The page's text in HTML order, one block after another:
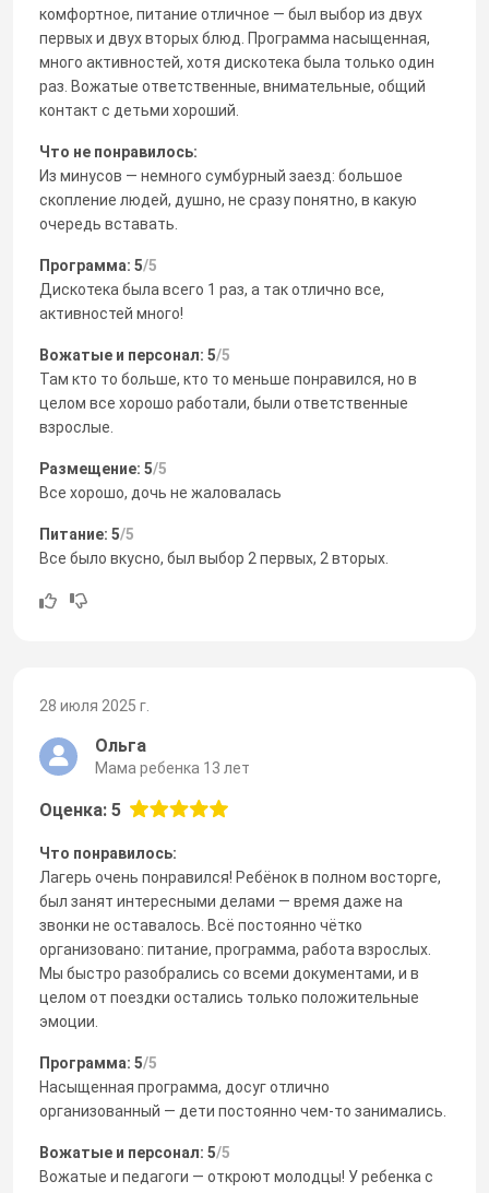
комфортное, питание отличное — был выбор из двух
первых и двух вторых блюд. Программа насыщенная,
много активностей, хотя дискотека была только один
раз. Вожатые ответственные, внимательные, общий
контакт с детьми хороший.
Что не понравилось:
Из минусов — немного сумбурный заезд: большое
скопление людей, душно, не сразу понятно, в какую
очередь вставать.
Программа: 5/5
Дискотека была всего 1 раз, а так отлично все,
активностей много!
Вожатые и персонал: 5/5
Там кто то больше, кто то меньше понравился, но в
целом все хорошо работали, были ответственные
взрослые.
Размещение: 5/5
Все хорошо, дочь не жаловалась
Питание: 5/5
Все было вкусно, был выбор 2 первых, 2 вторых.
28 июля 2025 г.
Ольга
Мама ребенка 13 лет
Оценка: 5
Что понравилось:
Лагерь очень понравился! Ребёнок в полном восторге,
был занят интересными делами — время даже на
звонки не оставалось. Всё постоянно чётко
организовано: питание, программа, работа взрослых.
Мы быстро разобрались со всеми документами, и в
целом от поездки остались только положительные
эмоции.
Программа: 5/5
Насыщенная программа, досуг отлично
организованный — дети постоянно чем-то занимались.
Вожатые и персонал: 5/5
Вожатые и педагоги — откроют молодцы! У ребенка с